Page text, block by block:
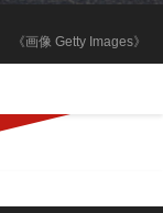
《画像 Getty Images》